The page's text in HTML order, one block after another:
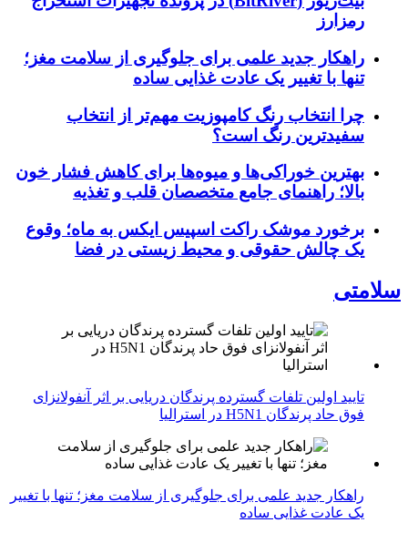
رمزارز
راهکار جدید علمی برای جلوگیری از سلامت مغز؛
تنها با تغییر یک عادت غذایی ساده
چرا انتخاب رنگ کامپوزیت مهم‌تر از انتخاب
سفیدترین رنگ است؟
بهترین خوراکی‌ها و میوه‌ها برای کاهش فشار خون
بالا؛ راهنمای جامع متخصصان قلب و تغذیه
برخورد موشک راکت اسپیس ایکس به ماه؛ وقوع
یک چالش حقوقی و محیط زیستی در فضا
سلامتی
تایید اولین تلفات گسترده پرندگان دریایی بر اثر آنفولانزای
فوق حاد پرندگان H5N1 در استرالیا
راهکار جدید علمی برای جلوگیری از سلامت مغز؛ تنها با تغییر
یک عادت غذایی ساده